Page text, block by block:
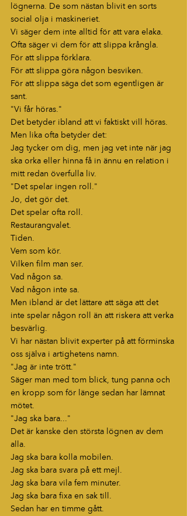
lögnerna. De som nästan blivit en sorts
social olja i maskineriet.
Vi säger dem inte alltid för att vara elaka.
Ofta säger vi dem för att slippa krångla.
För att slippa förklara.
För att slippa göra någon besviken.
För att slippa säga det som egentligen är
sant.
"Vi får höras."
Det betyder ibland att vi faktiskt vill höras.
Men lika ofta betyder det:
Jag tycker om dig, men jag vet inte när jag
ska orka eller hinna få in ännu en relation i
mitt redan överfulla liv.
"Det spelar ingen roll."
Jo, det gör det.
Det spelar ofta roll.
Restaurangvalet.
Tiden.
Vem som kör.
Vilken film man ser.
Vad någon sa.
Vad någon inte sa.
Men ibland är det lättare att säga att det
inte spelar någon roll än att riskera att verka
besvärlig.
Vi har nästan blivit experter på att förminska
oss själva i artighetens namn.
"Jag är inte trött."
Säger man med tom blick, tung panna och
en kropp som för länge sedan har lämnat
mötet.
"Jag ska bara..."
Det är kanske den största lögnen av dem
alla.
Jag ska bara kolla mobilen.
Jag ska bara svara på ett mejl.
Jag ska bara vila fem minuter.
Jag ska bara fixa en sak till.
Sedan har en timme gått.